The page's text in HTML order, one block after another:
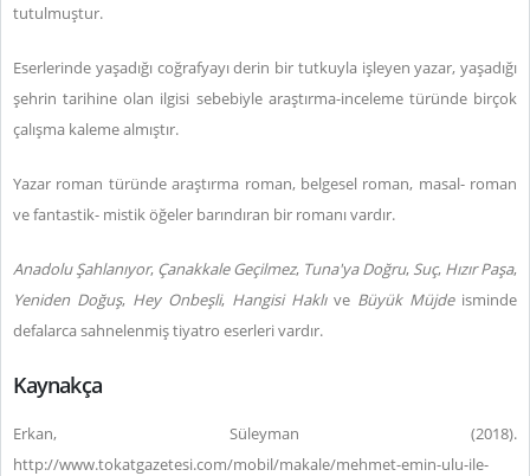
tutulmuştur.
Eserlerinde yaşadığı coğrafyayı derin bir tutkuyla işleyen yazar, yaşadığı
şehrin tarihine olan ilgisi sebebiyle araştırma-inceleme türünde birçok
çalışma kaleme almıştır.
Yazar roman türünde araştırma roman, belgesel roman, masal- roman
ve fantastik- mistik öğeler barındıran bir romanı vardır.
Anadolu Şahlanıyor, Çanakkale Geçilmez, Tuna'ya Doğru, Suç, Hızır Paşa,
Yeniden Doğuş, Hey Onbeşli, Hangisi Haklı ve Büyük Müjdeisminde
defalarca sahnelenmiş tiyatro eserleri vardır.
Kaynakça
Erkan, Süleyman (2018).
http://www.tokatgazetesi.com/mobil/makale/mehmet-emin-ulu-ile-